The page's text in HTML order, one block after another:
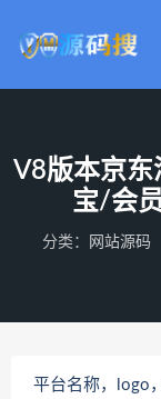
V8版本京
宝/会
分类： 网站源码
平台名称，logo